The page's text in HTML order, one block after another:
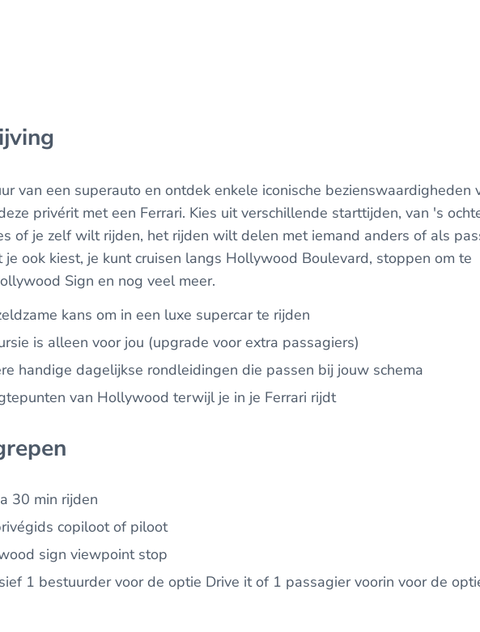
van een superauto en ontdek enkele iconische bezienswaardigheden
privérit met een Ferrari. Kies uit verschillende starttijden, van 's
of je zelf wilt rijden, het rijden wilt delen met iemand anders of als
ook kiest, je kunt cruisen langs Hollywood Boulevard, stoppen om te
Sign en nog veel meer.
kans om in een luxe supercar te rijden
is alleen voor jou (upgrade voor extra passagiers)
handige dagelijkse rondleidingen die passen bij jouw schema
van Hollywood terwijl je in je Ferrari rijdt
30 min rijden
copiloot of piloot
sign viewpoint stop
1 bestuurder voor de optie Drive it of 1 passagier voorin voor de